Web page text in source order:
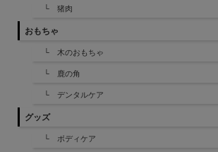
└ 猪肉
おもちゃ
└ 木のおもちゃ
└ 鹿の角
└ デンタルケア
グッズ
└ ボディケア